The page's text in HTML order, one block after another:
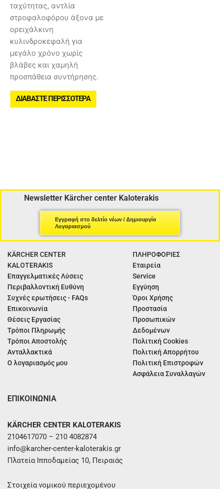
ταχύτητας, αντλία
στροφαλοφόρου άξονα με
ορειχάλκινη
κυλινδροκεφαλή για
μεγάλο χρόνο χωρίς
βλάβες και χαμηλή
προσπάθεια συντήρησης.
ΔΙΑΒΆΣΤΕ ΠΕΡΙΣΣΌΤΕΡΑ
Newsletter Kärcher center Kaloterakis
Εγγραφή στο δελτίο νέων / Δημιουργία
Λογαριασμού
KÄRCHER CENTER
KALOTERAKIS
Επαγγελματικές Λύσεις
Περιβαλλοντική Ευθύνη
Συχνές ερωτήσεις - FAQs
Επικοινωνία
Θέσεις Εργασίας
Τρόποι Πληρωμής
Τρόποι Αποστολής
Ανταλλακτικά
Ο λογαριασμός μου
ΠΛΗΡΟΦΟΡΙΕΣ
Εταιρεία
Service
Εγγύηση
Όροι Χρήσης
Προστασία
Προσωπικών
Δεδομένων
Πολιτική Cookies
Πολιτική Απορρήτου
Πολιτική Επιστροφών
Ασφάλεια Συναλλαγών
ΕΠΙΚΟΙΝΩΝΙΑ
KÄRCHER CENTER KALOTERAKIS
2104617070 – 210 4082874
info@karcher-center-kaloterakis.gr
Πλατεία Ιπποδαμείας 10, Πειραιάς
Στοιχεία νομικού περιεχομένου